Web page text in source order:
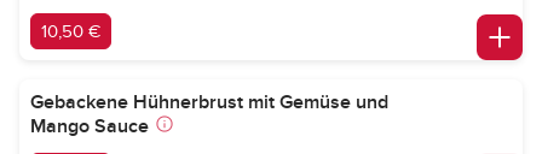
10,50 €
Gebackene Hühnerbrust mit Gemüse und
Mango Sauce